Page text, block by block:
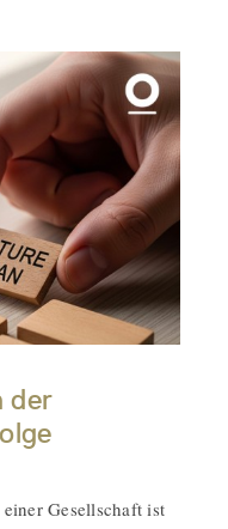
der
Gesellschaft ist